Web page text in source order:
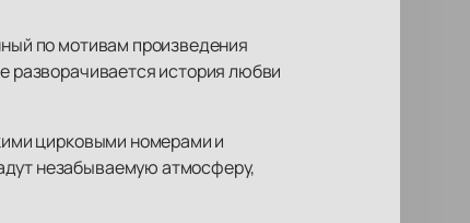
по мотивам произведения
разворачивается история любви
цирковыми номерами и
незабываемую атмосферу,